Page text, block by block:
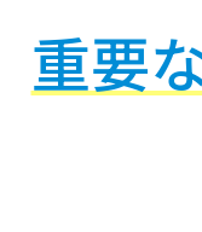
重要